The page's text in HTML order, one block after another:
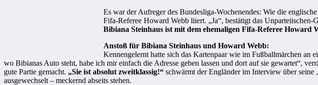
Es war der Aufreger des Bundesliga-Wochenendes: Wie die englische
Fifa-Referee Howard Webb liiert. „Ja“, bestätigt das
Bibiana Steinhaus ist mit dem ehemaligen Fifa-Referee Howard
Anstoß für Bibiana Steinhaus und Howard Webb:
Kennengelernt hatte sich das Kartenpaar wie im Fußballmärchen an
wo Bibianas Auto steht, habe ich mir einfach die Adresse geben lassen und dort auf sie gewartet“,
gute Partie gemacht. „Sie ist absolut zweitklassig!“ schwärmt der Engländer im Interview über
ausgewechselt – meckernd abseits stehen.